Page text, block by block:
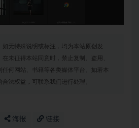
如无特殊说明或标注，均为本站原创发
未征得本站同意时，禁止复制、盗用、
任何网站、书籍等各类媒体平台。如若本
法权益，可联系我们进行处理。
海报 链接